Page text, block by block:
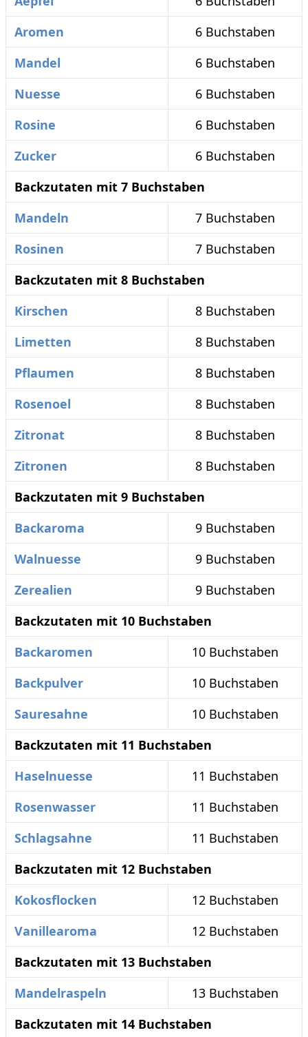
Aromen
6 Buchstaben
Mandel
6 Buchstaben
Nuesse
6 Buchstaben
Rosine
6 Buchstaben
Zucker
6 Buchstaben
Backzutaten mit 7 Buchstaben
Mandeln
7 Buchstaben
Rosinen
7 Buchstaben
Backzutaten mit 8 Buchstaben
Kirschen
8 Buchstaben
Limetten
8 Buchstaben
Pflaumen
8 Buchstaben
Rosenoel
8 Buchstaben
Zitronat
8 Buchstaben
Zitronen
8 Buchstaben
Backzutaten mit 9 Buchstaben
Backaroma
9 Buchstaben
Walnuesse
9 Buchstaben
Zerealien
9 Buchstaben
Backzutaten mit 10 Buchstaben
Backaromen
10 Buchstaben
Backpulver
10 Buchstaben
Sauresahne
10 Buchstaben
Backzutaten mit 11 Buchstaben
Haselnuesse
11 Buchstaben
Rosenwasser
11 Buchstaben
Schlagsahne
11 Buchstaben
Backzutaten mit 12 Buchstaben
Kokosflocken
12 Buchstaben
Vanillearoma
12 Buchstaben
Backzutaten mit 13 Buchstaben
Mandelraspeln
13 Buchstaben
Backzutaten mit 14 Buchstaben